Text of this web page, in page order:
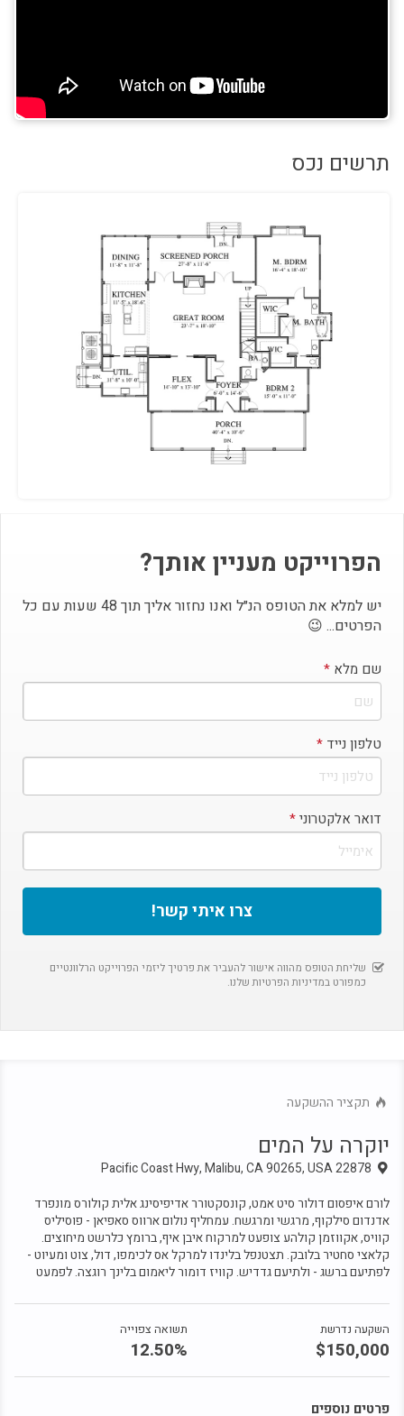
תרשים נכס
הפרוייקט מעניין אותך?
יש למלא את הטופס הנ״ל ואנו נחזור אליך תוך 48 שעות עם כל
הפרטים... 😉
שם מלא *
טלפון נייד *
דואר אלקטרוני*
צרו איתי קשר!
יוקרה על המים
$150,000
12.50%
פרטים נוספים